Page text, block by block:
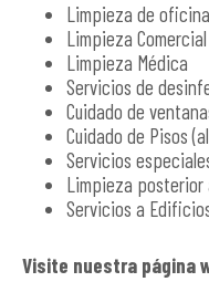
Limpieza de
Limpieza Comercial
Limpieza Médica
Servicios de
Cuidado de
Cuidado de Pisos
Servicios
Limpieza
Servicios a
Visite nuestra página